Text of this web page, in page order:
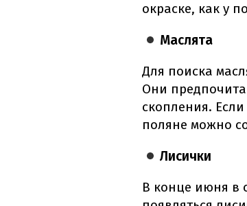
окраске, как у
Маслята
Для поиска
Они
скопления.
поляне можно
Лисички
В конце июня в